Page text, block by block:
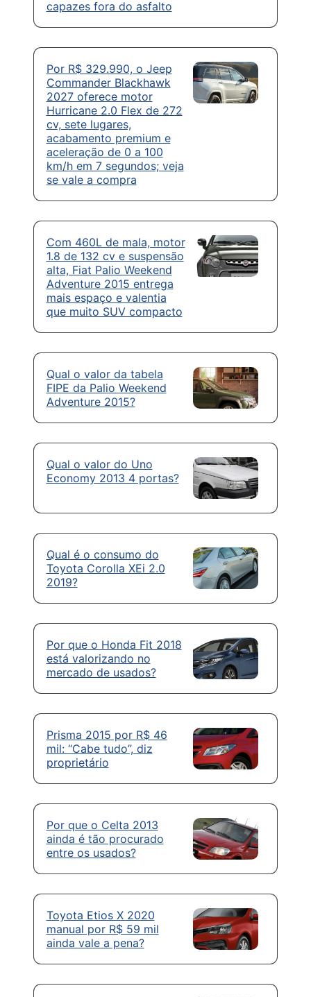
capazes fora do asfalto
Por R$ 329.990, o Jeep
Commander Blackhawk
2027 oferece motor
Hurricane 2.0 Flex de 272
cv, sete lugares,
acabamento premium e
aceleração de 0 a 100
km/h em 7 segundos; veja
se vale a compra
Com 460L de mala, motor
1.8 de 132 cv e suspensão
alta, Fiat Palio Weekend
Adventure 2015 entrega
mais espaço e valentia
que muito SUV compacto
Qual o valor da tabela
FIPE da Palio Weekend
Adventure 2015?
Qual o valor do Uno
Economy 2013 4 portas?
Qual é o consumo do
Toyota Corolla XEi 2.0
2019?
Por que o Honda Fit 2018
está valorizando no
mercado de usados?
Prisma 2015 por R$ 46
mil: “Cabe tudo”, diz
proprietário
Por que o Celta 2013
ainda é tão procurado
entre os usados?
Toyota Etios X 2020
manual por R$ 59 mil
ainda vale a pena?